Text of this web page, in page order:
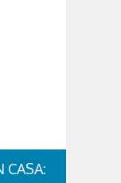
CASA: